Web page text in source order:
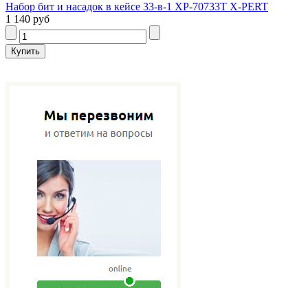
Набор бит и насадок в кейсе 33-в-1 XP-70733T X-PERT
1 140 руб